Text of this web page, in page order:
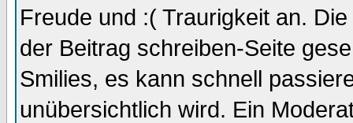
Freude und :( Traurigkeit an.
der Beitrag schreiben-Seite
Smilies, es kann schnell
unübersichtlich wird. Ein